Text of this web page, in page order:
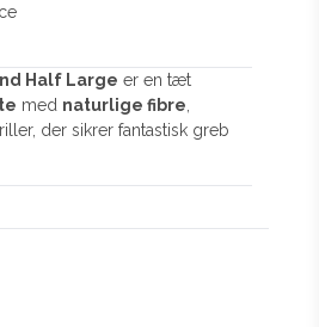
Half Large er en tæt
med naturlige fibre
der sikrer fantastisk greb